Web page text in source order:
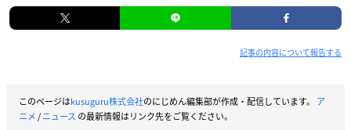
記事の内容について報告する
このページはkusuguru株式会社のにじめん編集部が作成・配信しています。 ア
ニメ/ニュース の最新情報はリンク先をご覧ください。